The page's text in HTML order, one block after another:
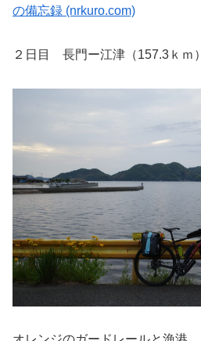
の備忘録 (nrkuro.com)
２日目 長門ー江津（157.3ｋｍ）